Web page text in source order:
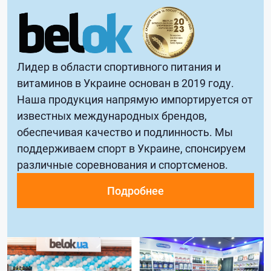
Лидер в области спортивного питания и
витаминов в Украине основан в 2019 году.
Наша продукция напрямую импортируется от
известных международных брендов,
обеспечивая качество и подлинность. Мы
поддерживаем спорт в Украине, спонсируем
различные соревнования и спортсменов.
Подробнее